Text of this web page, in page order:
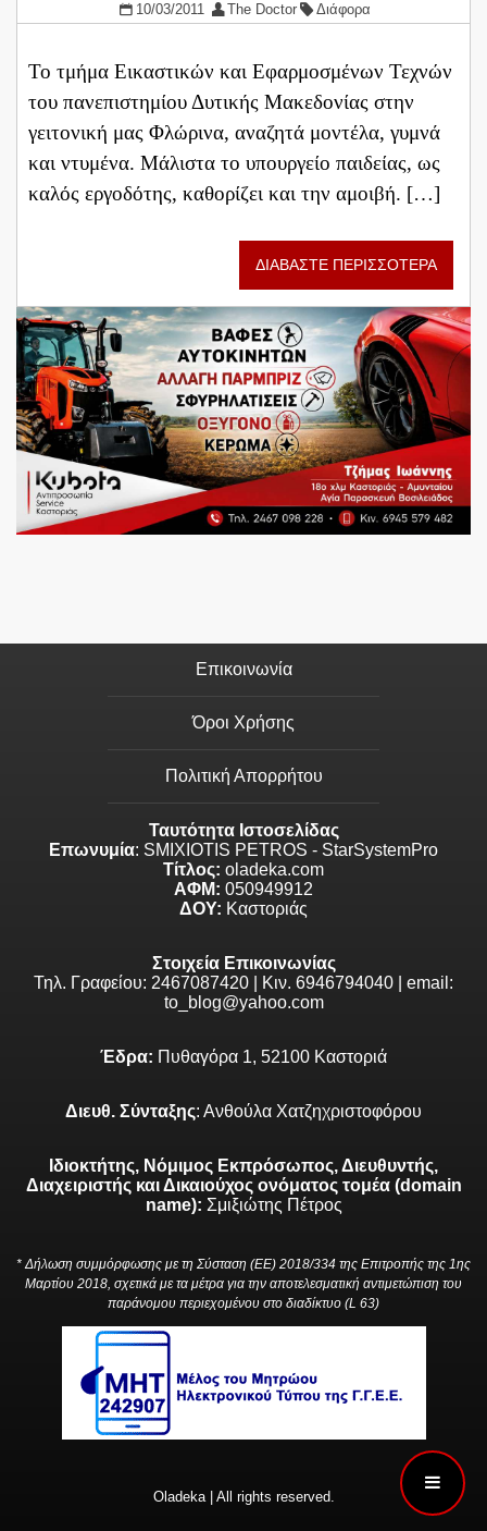
10/03/2011 The Doctor Διάφορα
Το τμήμα Εικαστικών και Εφαρμοσμένων Τεχνών
του πανεπιστημίου Δυτικής Μακεδονίας στην
γειτονική μας Φλώρινα, αναζητά μοντέλα, γυμνά
και ντυμένα. Μάλιστα το υπουργείο παιδείας, ως
καλός εργοδότης, καθορίζει και την αμοιβή. […]
ΔΙΑΒΑΣΤΕ ΠΕΡΙΣΣΟΤΕΡΑ
Επικοινωνία
Όροι Χρήσης
Πολιτική Απορρήτου
Ταυτότητα Ιστοσελίδας
Επωνυμία: SMIXIOTIS PETROS - StarSystemPro
Τίτλος: oladeka.com
ΑΦΜ: 050949912
ΔΟΥ: Καστοριάς
Στοιχεία Επικοινωνίας
Τηλ. Γραφείου: 2467087420 | Κιν. 6946794040 | email:
to_blog@yahoo.com
Έδρα: Πυθαγόρα 1, 52100 Καστοριά
Διευθ. Σύνταξης: Ανθούλα Χατζηχριστοφόρου
Ιδιοκτήτης, Νόμιμος Εκπρόσωπος, Διευθυντής,
Διαχειριστής και Δικαιούχος ονόματος τομέα (domain
name): Σμιξιώτης Πέτρος
* Δήλωση συμμόρφωσης με τη Σύσταση (ΕΕ) 2018/334 της Επιτροπής της 1ης
Μαρτίου 2018, σχετικά με τα μέτρα για την αποτελεσματική αντιμετώπιση του
παράνομου περιεχομένου στο διαδίκτυο (L 63)
Oladeka | All rights reserved.